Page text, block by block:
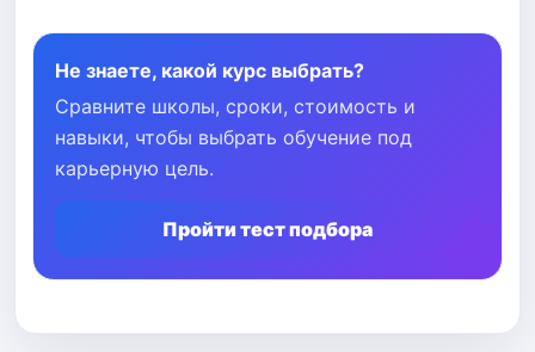
Не знаете, какой курс выбрать?
Сравните школы, сроки, стоимость и
навыки, чтобы выбрать обучение под
карьерную цель.
Пройти тест подбора